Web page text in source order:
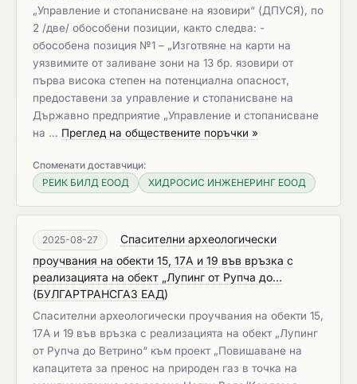
„Управление и стопанисване на язовири“ (ДПУСЯ), по
2 /две/ обособени позиции, както следва: -
обособена позиция №1 – „Изготвяне на карти на
уязвимите от заливане зони на 13 бр. язовири от
първа висока степен на потенциална опасност,
предоставени за управление и стопанисване на
Държавно предприятие „Управление и стопанисване
на … Преглед на обществените поръчки »
Споменати доставчици:
РЕИК БИЛД ЕООД
ХИДРОСИС ИНЖЕНЕРИНГ ЕООД
2025-08-27
Спасителни археологически
проучвания на обекти 15, 17А и 19 във връзка с
реализацията на обект „Лупинг от Рупча до...
(БУЛГАРТРАНСГАЗ ЕАД)
Спасителни археологически проучвания на обекти 15,
17А и 19 във връзка с реализацията на обект „Лупинг
от Рупча до Ветрино“ към проект „Повишаване на
капацитета за пренос на природен газ в точка на